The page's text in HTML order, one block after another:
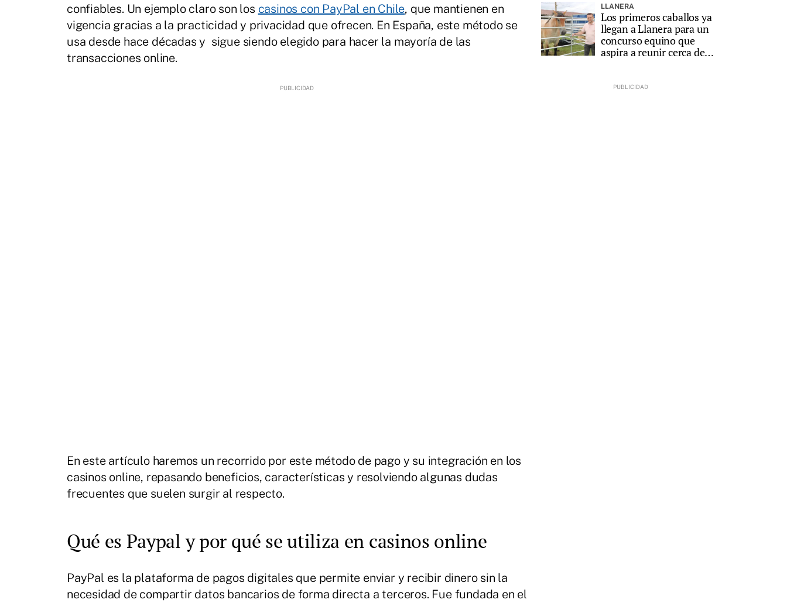
confiables. Un ejemplo claro son los casinos con PayPal en Chile, que mantienen en
vigencia gracias a la practicidad y privacidad que ofrecen. En España, este método se
usa desde hace décadas y sigue siendo elegido para hacer la mayoría de las
transacciones online.
En este artículo haremos un recorrido por este método de pago y su integración en los
casinos online, repasando beneficios, características y resolviendo algunas dudas
frecuentes que suelen surgir al respecto.
Qué es Paypal y por qué se utiliza en casinos online
PayPal es la plataforma de pagos digitales que permite enviar y recibir dinero sin la
necesidad de compartir datos bancarios de forma directa a terceros. Fue fundada en el
LLANERA
Los primeros caballos ya
llegan a Llanera para un
concurso equino que
aspira a reunir cerca de